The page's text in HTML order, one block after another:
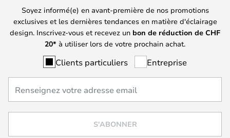
Soyez informé(e) en avant-première de nos promotions
exclusives et les dernières tendances en matière d'éclairage
design. Inscrivez-vous et recevez un bon de réduction de CHF
20* à utiliser lors de votre prochain achat.
Clients particuliers Entreprise
S'ABONNER